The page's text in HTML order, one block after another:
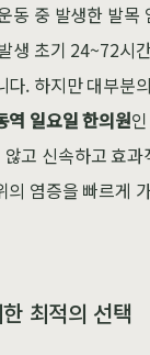
동 중 발생한 발
생 초기 24~72시
다. 하지만 대부분
역 일요일 한의원
고 신속하고 효
의 염증을 빠르게
최적의 선택